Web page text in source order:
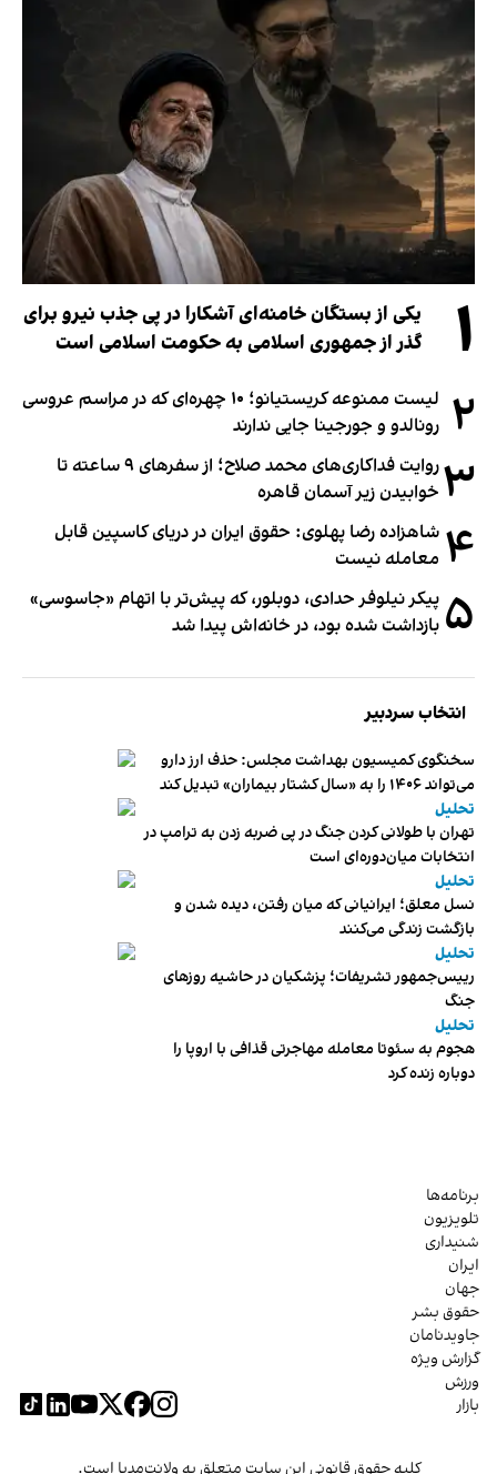
۱
یکی از بستگان خامنه‌ای آشکارا در پی جذب نیرو برای
گذر از جمهوری اسلامی به حکومت اسلامی است
۲
لیست ممنوعه کریستیانو؛ ۱۰ چهره‌ای که در مراسم عروسی
رونالدو و جورجینا جایی ندارند
۳
روایت فداکاری‌های محمد صلاح؛ از سفرهای ۹ ساعته تا
خوابیدن زیر آسمان قاهره
۴ شاهزاده رضا پهلوی: حقوق ایران در دریای کاسپین قابل
معامله نیست
۵ پیکر نیلوفر حدادی، دوبلور، که پیش‌تر با اتهام «جاسوسی»
بازداشت شده بود، در خانه‌اش پیدا شد
انتخاب سردبیر
سخنگوی کمیسیون بهداشت مجلس: حذف ارز دارو
می‌تواند ۱۴۰۶ را به «سال کشتار بیماران» تبدیل کند
تحلیل
تهران با طولانی کردن جنگ در پی ضربه زدن به ترامپ در
انتخابات میان‌دوره‌ای است
تحلیل
نسل معلق؛ ایرانیانی که میان رفتن، دیده شدن و
بازگشت زندگی می‌کنند
تحلیل
رییس‌جمهور تشریفات؛ پزشکیان در حاشیه روزهای
جنگ
تحلیل
هجوم به سئوتا معامله مهاجرتی قذافی با اروپا را
دوباره زنده کرد
برنامه‌ها
تلویزیون
شنیداری
ایران
جهان
حقوق بشر
جاویدنامان
گزارش ویژه
ورزش
بازار
کلیه حقوق قانونی این سایت متعلق به ولانت‌مدیا است.